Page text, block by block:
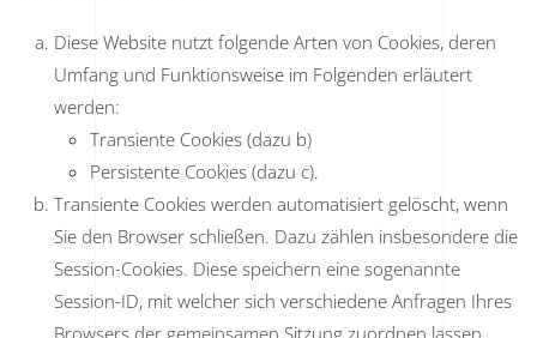
Diese Website nutzt folgende Arten von Cookies, deren
Umfang und Funktionsweise im Folgenden erläutert
werden:
Transiente Cookies (dazu b)
Persistente Cookies (dazu c).
Transiente Cookies werden automatisiert gelöscht, wenn
Sie den Browser schließen. Dazu zählen insbesondere die
Session-Cookies. Diese speichern eine sogenannte
Session-ID, mit welcher sich verschiedene Anfragen Ihres
Browsers der gemeinsamen Sitzung zuordnen lassen.